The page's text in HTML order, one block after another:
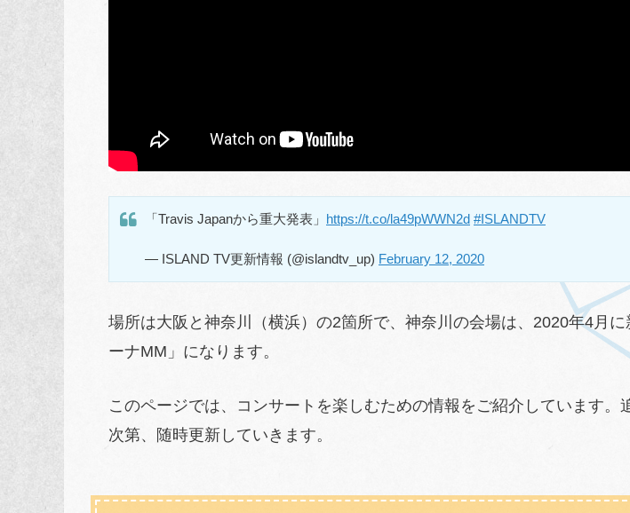
「Travis Japanから重大発表」 https://t.co/la49pWWN2d #ISLANDTV
— ISLAND TV更新情報 (@islandtv_up) February 12, 2020
場所は大阪と神奈川（横浜）の2箇所で、神奈川の会場は、2020年4月に
ーナMM」になります。
このページでは、コンサートを楽しむための情報をご紹介しています。
次第、随時更新していきます。